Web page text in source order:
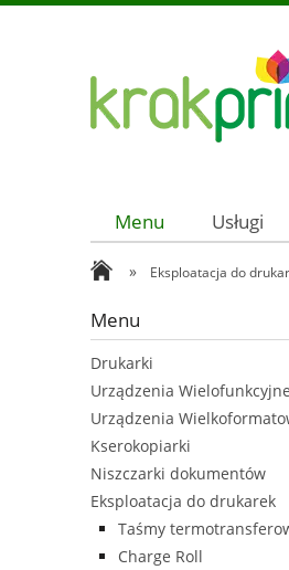
Menu Usługi
» Eksploatacja do
Menu
Drukarki
Urządzenia Wielofunkcyjne
Urządzenia
Kserokopiarki
Niszczarki dokumentów
Eksploatacja do drukarek
Taśmy
Charge Roll